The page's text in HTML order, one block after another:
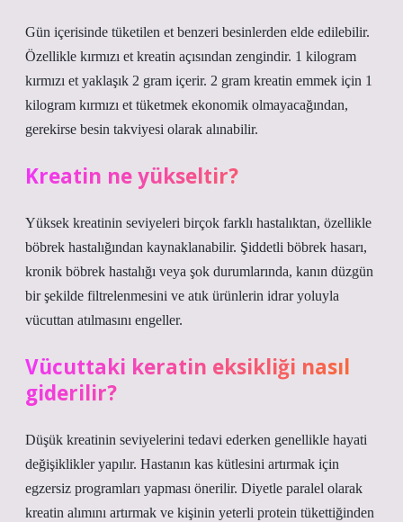
Gün içerisinde tüketilen et benzeri besinlerden elde edilebilir.
Özellikle kırmızı et kreatin açısından zengindir. 1 kilogram
kırmızı et yaklaşık 2 gram içerir. 2 gram kreatin emmek için 1
kilogram kırmızı et tüketmek ekonomik olmayacağından,
gerekirse besin takviyesi olarak alınabilir.
Kreatin ne yükseltir?
Yüksek kreatinin seviyeleri birçok farklı hastalıktan, özellikle
böbrek hastalığından kaynaklanabilir. Şiddetli böbrek hasarı,
kronik böbrek hastalığı veya şok durumlarında, kanın düzgün
bir şekilde filtrelenmesini ve atık ürünlerin idrar yoluyla
vücuttan atılmasını engeller.
Vücuttaki keratin eksikliği nasıl
giderilir?
Düşük kreatinin seviyelerini tedavi ederken genellikle hayati
değişiklikler yapılır. Hastanın kas kütlesini artırmak için
egzersiz programları yapması önerilir. Diyetle paralel olarak
kreatin alımını artırmak ve kişinin yeterli protein tükettiğinden